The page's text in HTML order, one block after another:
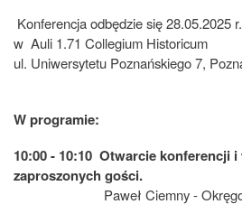
Konferencja odbędzie się 28.05.2025
w Auli 1.71 Collegium Historicum
ul. Uniwersytetu Poznańskiego 7,
W programie:
10:00 - 10:10 Otwarcie konferencji
zaproszonych gości.
Paweł Ciemny - Okręgowy